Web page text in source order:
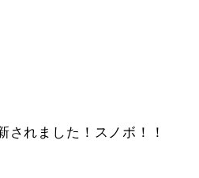
されました！スノボ！！